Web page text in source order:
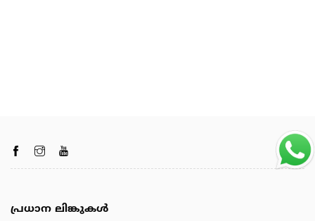
പ്രധാന ലിങ്കുകൾ